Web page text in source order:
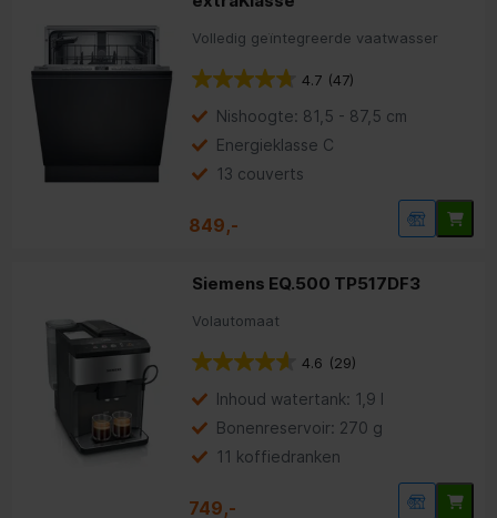
Volledig geïntegreerde vaatwasser
4.7 (47)
Nishoogte: 81,5 - 87,5 cm
Energieklasse C
13 couverts
849,-
Siemens EQ.500 TP517DF3
Volautomaat
4.6 (29)
Inhoud watertank: 1,9 l
Bonenreservoir: 270 g
11 koffiedranken
749,-